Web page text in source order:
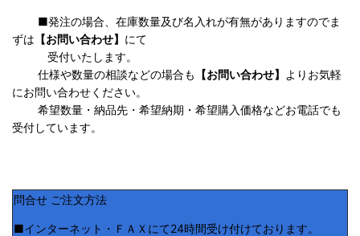
■発注の場合、在庫数量及び名入れが有無がありますのでま
ずは 【お問い合わせ】 にて
受付いたします。
仕様や数量の相談などの場合も
【お問い合わせ】
よりお気軽
にお問い合わせください。
希望数量・納品先・希望納期・希望購入価格などお電話でも
受付しています。
問合せ ご注文方法
■インターネット・ＦＡＸにて24時間受け付けております。